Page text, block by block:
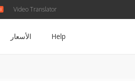
Video Translator
الأسعار Help